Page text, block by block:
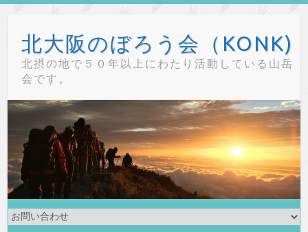
content北大阪のぼろう会（KONK)
北摂の地で５０年以上にわたり活動している山岳
会です。